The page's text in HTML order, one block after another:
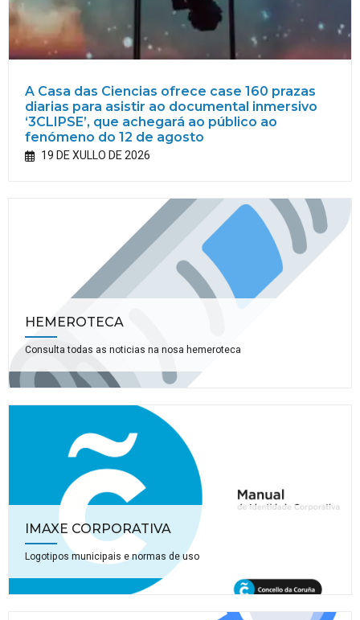
A Casa das Ciencias ofrece case 160 prazas
diarias para asistir ao documental inmersivo
‘3CLIPSE’, que achegará ao público ao
fenómeno do 12 de agosto
19 DE XULLO DE 2026
HEMEROTECA
Consulta todas as noticias na nosa hemeroteca
IMAXE CORPORATIVA
Logotipos municipais e normas de uso